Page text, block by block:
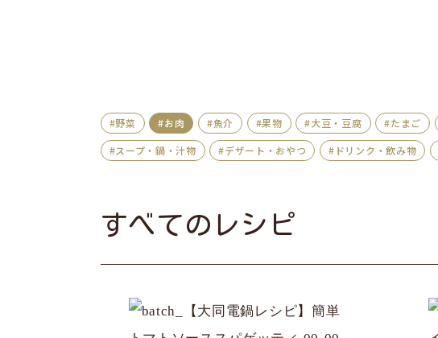
#野菜 #お肉 #魚介 #果物 #大豆・豆腐 #たまご
#スープ・鍋・汁物
#デザート・おやつ #ドリンク・飲み物
すべてのレシピ